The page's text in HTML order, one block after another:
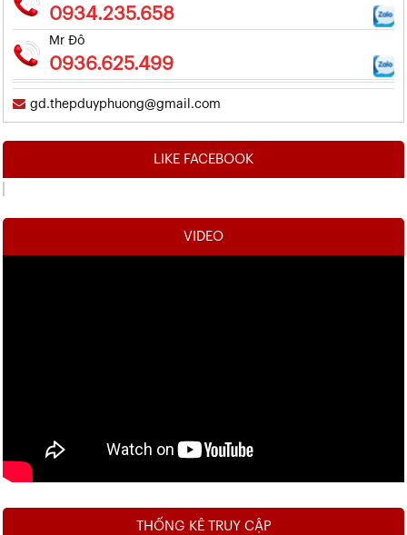
0934.235.658
Mr Đô
0936.625.499
gd.thepduyphuong@gmail.com
LIKE FACEBOOK
VIDEO
THỐNG KÊ TRUY CẬP